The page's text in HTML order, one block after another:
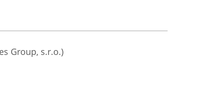
Group, s.r.o.)